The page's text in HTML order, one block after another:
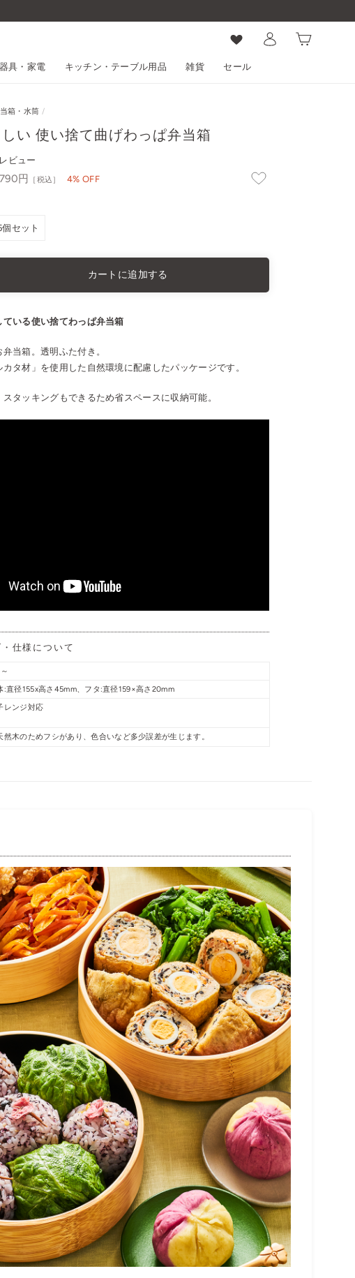
具・家電 キッチン・テーブル用品 雑貨 セール
箱・水筒 /
い 使い捨て曲げわっぱ弁当箱
ビュー
セ
790円 ［税込］ 4% OFF
個セット
カートに追加する
ている使い捨てわっぱ弁当箱
当箱。透明ふた付き。
タ材」を使用した自然環境に配慮したパッケージです。
タッキングもできるため省スペースに収納可能。
仕様について
:直径155x高さ45mm、フタ:直径159×高さ20mm
レンジ対応
木のためフシがあり、色合いなど多少誤差が生じます。